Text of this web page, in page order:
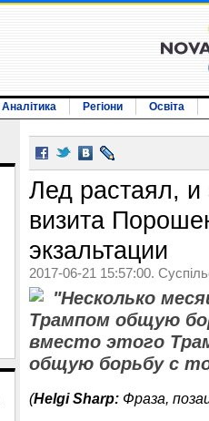
Аналітика Регіони Освіта
Лед растаял, и
визита
экзальтации
2017-06-21 15:57:00.
"Несколько
Трампом общую
вместо этого
общую борьбу с
(Helgi Sharp: Фраза,